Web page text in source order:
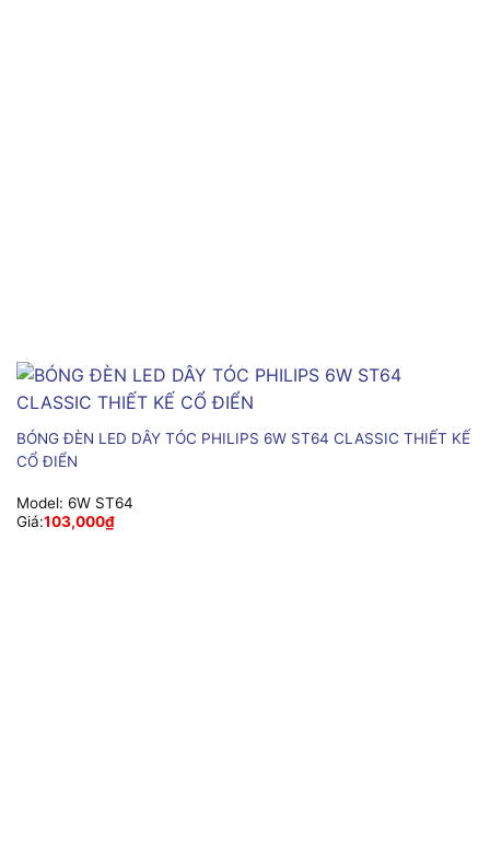
BÓNG ĐÈN LED DÂY TÓC PHILIPS 6W ST64 CLASSIC THIẾT KẾ
CỔ ĐIỂN
Model: 6W ST64
Giá:103,000₫